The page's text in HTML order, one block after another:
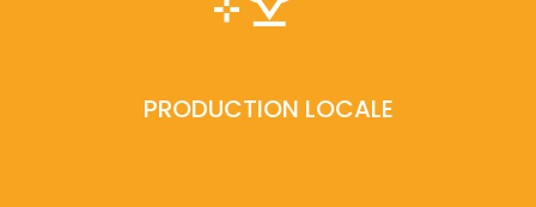
PRODUCTION LOCALE